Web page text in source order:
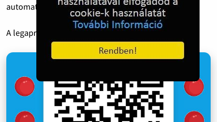
automatánál.
A legapróbb 50 Forint is óriási segítség!